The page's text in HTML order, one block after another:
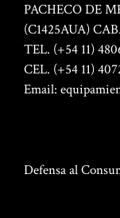
PACHECO DE
(C1425AUA)
TEL. (+54 11)
CEL. (+54 11)
Email:
Defensa al